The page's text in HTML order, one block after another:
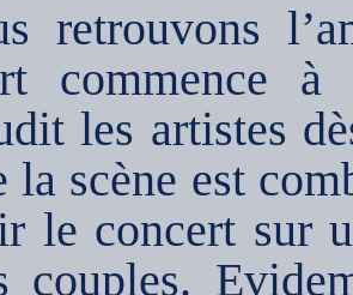
retrouvons
commence
les artistes
la scène est
le concert sur
couples.